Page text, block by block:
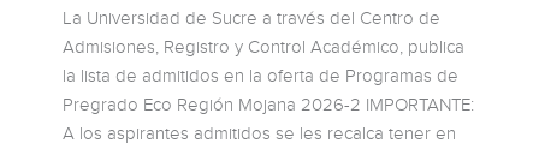
La Universidad de Sucre a través del Centro de
Admisiones, Registro y Control Académico, publica
la lista de admitidos en la oferta de Programas de
Pregrado Eco Región Mojana 2026-2 IMPORTANTE:
A los aspirantes admitidos se les recalca tener en